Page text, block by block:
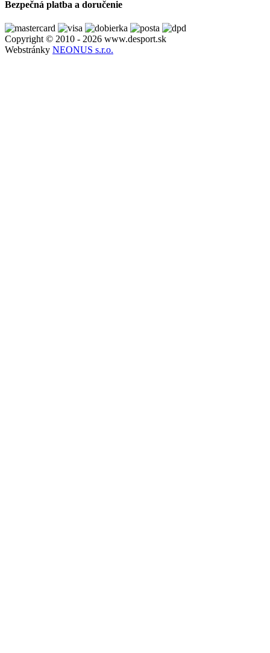
Bezpečná platba a doručenie
Copyright © 2010 - 2026 www.desport.sk
Webstránky NEONUS s.r.o.